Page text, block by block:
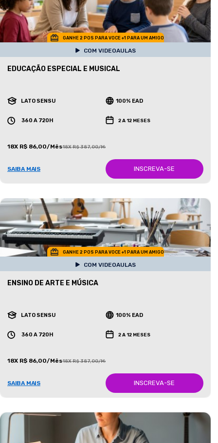
GANHE 2 POS PARA VOCE +1 PARA UM AMIGO
COM VIDEOAULAS
EDUCAÇÃO ESPECIAL E MUSICAL
LATO SENSU 100% EAD
360 A 720H 2 A 12 MESES
18X R$ 86,00/Mês18X R$ 387,00/Mês
SAIBA MAIS INSCREVA-SE
GANHE 2 POS PARA VOCE +1 PARA UM AMIGO
COM VIDEOAULAS
ENSINO DE ARTE E MÚSICA
LATO SENSU 100% EAD
360 A 720H 2 A 12 MESES
18X R$ 86,00/Mês18X R$ 387,00/Mês
SAIBA MAIS INSCREVA-SE